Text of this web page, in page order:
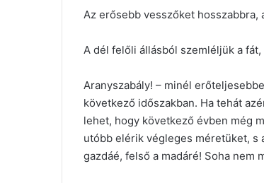
Az erősebb vesszőket
A dél felőli állásból szemléljük a
Aranyszabály! – minél
következő időszakban. Ha tehát
lehet, hogy következő évben még
utóbb elérik végleges méretüket, s
gazdáé, felső a madáré! Soha nem